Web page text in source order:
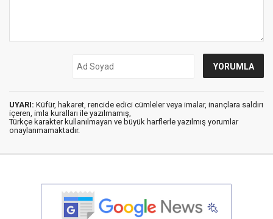
UYARI: Küfür, hakaret, rencide edici cümleler veya imalar, inançlara saldırı
içeren, imla kuralları ile yazılmamış,
Türkçe karakter kullanılmayan ve büyük harflerle yazılmış yorumlar
onaylanmamaktadır.